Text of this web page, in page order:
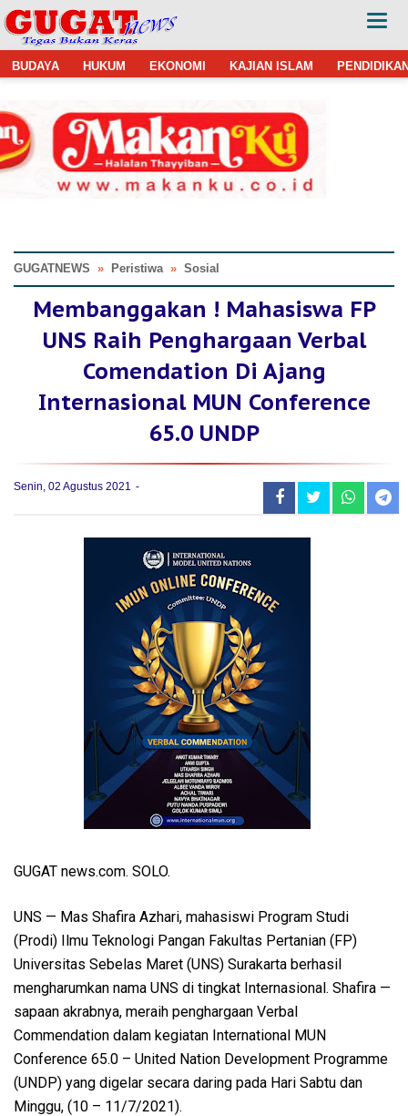
BUDAYA HUKUM EKONOMI KAJIAN ISLAM
GUGATNEWS » Peristiwa » Sosial
Membanggakan ! Mahasiswa FP
UNS Raih Penghargaan Verbal
Comendation Di Ajang
Internasional MUN Conference
65.0 UNDP
Senin, 02 Agustus 2021
GUGAT news.com. SOLO.
UNS — Mas Shafira Azhari, mahasiswi Program Studi
(Prodi) Ilmu Teknologi Pangan Fakultas Pertanian (FP)
Universitas Sebelas Maret (UNS) Surakarta berhasil
mengharumkan nama UNS di tingkat Internasional. Shafira —
sapaan akrabnya, meraih penghargaan Verbal
Commendation dalam kegiatan International MUN
Conference 65.0 – United Nation Development Programme
(UNDP) yang digelar secara daring pada Hari Sabtu dan
Minggu, (10 – 11/7/2021).